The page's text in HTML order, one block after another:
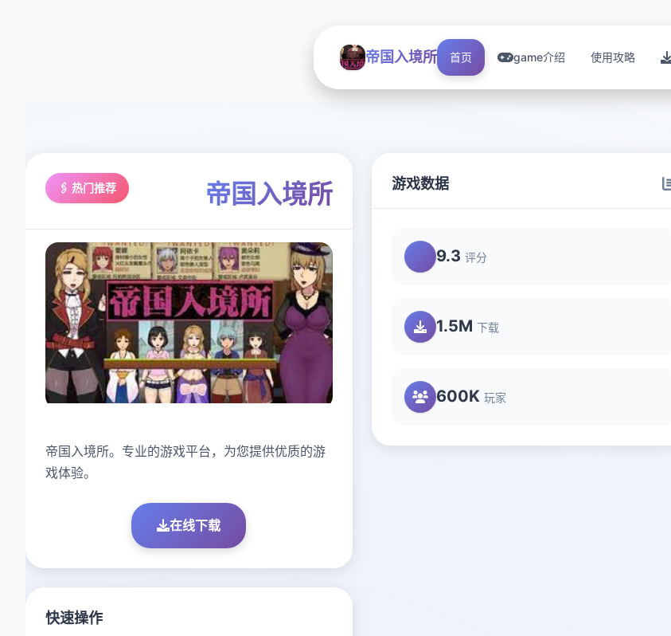
帝国入境所 首页 game介绍 使用攻略
🖇️ 热门推荐 帝国入境所
帝国入境所。专业的游戏平台，为您提供优质的游
戏体验。
在线下载
游戏数据
9.3 评分
1.5M 下载
600K 玩家
快速操作